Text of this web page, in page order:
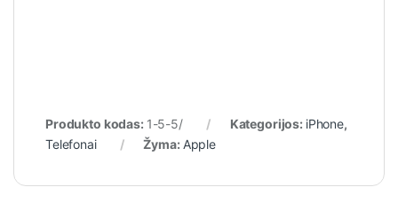
Produkto kodas: 1-5-5/ Kategorijos: iPhone,
Telefonai
Žyma: Apple